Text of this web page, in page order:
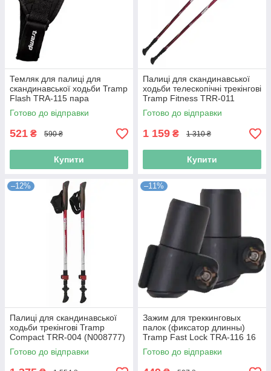
Темляк для палиці для
скандинавської ходьби Tramp
Flash TRA-115 пара
(N113179)
Готово до відправки
521 ₴ 590 ₴
Купити
Палиці для скандинавської
ходьби телескопічні трекінгові
Tramp Fitness TRR-011
(N002248)
Готово до відправки
1 159 ₴ 1 310 ₴
Купити
–12%
Палиці для скандинавської
ходьби трекінгові Tramp
Compact TRR-004 (N008777)
Готово до відправки
–11%
Зажим для треккинговых
палок (фиксатор длинны)
Tramp Fast Lock TRA-116 16
мм, пара (N113171)
Готово до відправки